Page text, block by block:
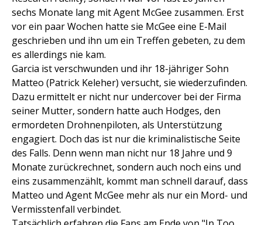
sechs Monate lang mit Agent McGee zusammen. Erst
vor ein paar Wochen hatte sie McGee eine E-Mail
geschrieben und ihn um ein Treffen gebeten, zu dem
es allerdings nie kam.
Garcia ist verschwunden und ihr 18-jähriger Sohn
Matteo (Patrick Keleher) versucht, sie wiederzufinden.
Dazu ermittelt er nicht nur undercover bei der Firma
seiner Mutter, sondern hatte auch Hodges, den
ermordeten Drohnenpiloten, als Unterstützung
engagiert. Doch das ist nur die kriminalistische Seite
des Falls. Denn wenn man nicht nur 18 Jahre und 9
Monate zurückrechnet, sondern auch noch eins und
eins zusammenzählt, kommt man schnell darauf, dass
Matteo und Agent McGee mehr als nur ein Mord- und
Vermisstenfall verbindet.